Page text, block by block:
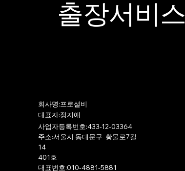
출장서비스
​회사명:프로설비
​대표자:정지애
사업자등록번호:433-12-03364
주소:서울시 동대문구 황물로7길
14
401호
​대표번호:010-4881-5881